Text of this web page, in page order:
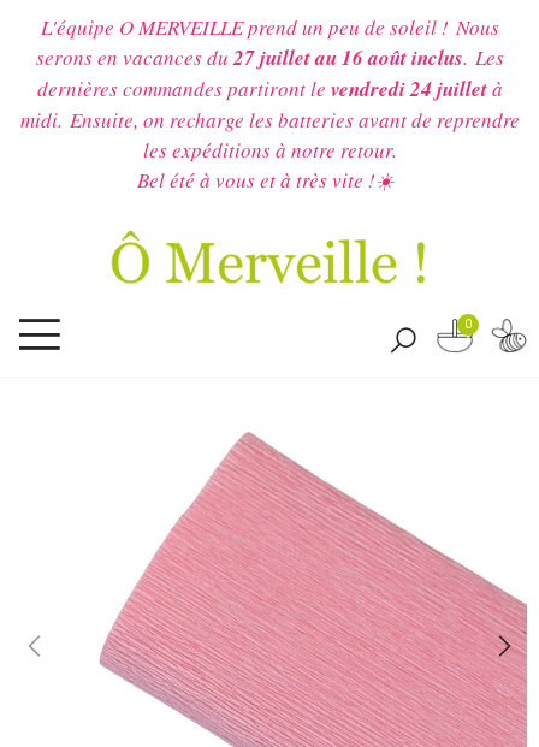
L'équipe O MERVEILLE prend un peu de soleil ! Nous
serons en vacances du27 juillet au 16 août inclus. Les
dernières commandes partiront le vendredi 24 juilletà
midi. Ensuite, on recharge les batteries avant de reprendre
les expéditions à notre retour.
Bel été à vous et à très vite !☀️
0